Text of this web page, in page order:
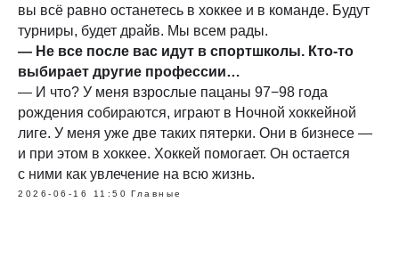
вы всё равно останетесь в хоккее и в команде. Будут
турниры, будет драйв. Мы всем рады.
— Не все после вас идут в спортшколы. Кто-то
выбирает другие профессии…
— И что? У меня взрослые пацаны 97−98 года
рождения собираются, играют в Ночной хоккейной
лиге. У меня уже две таких пятерки. Они в бизнесе —
и при этом в хоккее. Хоккей помогает. Он остается
с ними как увлечение на всю жизнь.
2026-06-16 11:50 Главные